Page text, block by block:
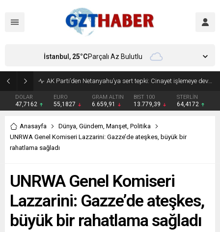
DOLAR
47,7162
EURO
55,1827
GRAM ALTIN
6.659,91
BIST 100
13.779,39
STERLİN
64,4172
İstanbul, 25°CParçalı Az Bulutlu
Anasayfa Dünya, Gündem, Manşet, Politika
UNRWA Genel Komiseri Lazzarini: Gazze’de ateşkes, büyük bir
rahatlama sağladı
UNRWA Genel Komiseri
Lazzarini: Gazze’de ateşkes,
büyük bir rahatlama sağladı